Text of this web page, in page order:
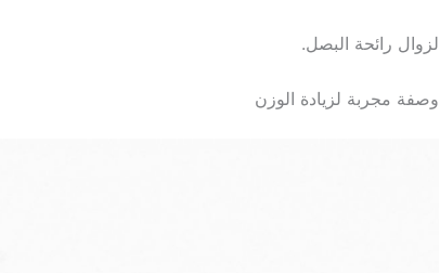
لزوال رائحة البصل.
وصفة مجربة لزيادة الوزن